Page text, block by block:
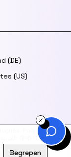
(DE)
(US)
Polski ·
Türkçe
·Magyar ·Română ·
Latviešu ·Lietuvių
Begrepen